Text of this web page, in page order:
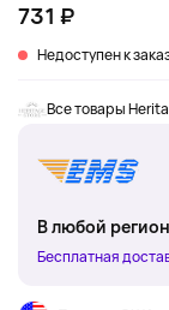
731 ₽
Недоступен к
Все товары
В любой
Бесплатная